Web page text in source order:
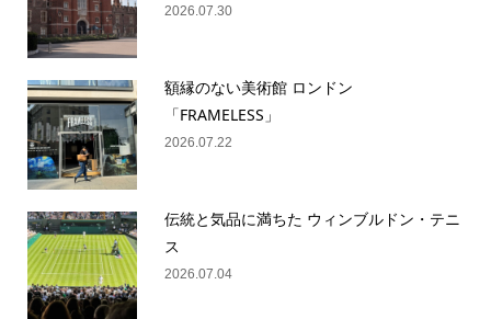
2026.07.30
額縁のない美術館 ロンドン
「FRAMELESS」
2026.07.22
伝統と気品に満ちた ウィンブルドン・テニ
ス
2026.07.04